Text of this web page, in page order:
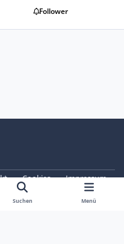
Follower
Cookies
Impressum
Powered by Invision Community
Suchen Menü